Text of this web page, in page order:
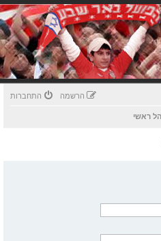
התחברות הרשמה
ראשי